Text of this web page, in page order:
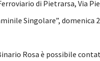
di Pietrarsa, Via
Singolare”, domenica
Rosa è possibile